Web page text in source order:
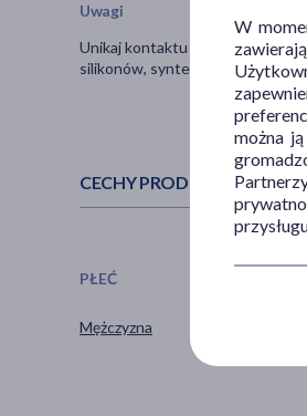
Uwagi
Unikaj kontaktu z oczami.
silikonów, syntetycznych
CECHY PRODUKTU
PŁEĆ
Mężczyzna
W
można